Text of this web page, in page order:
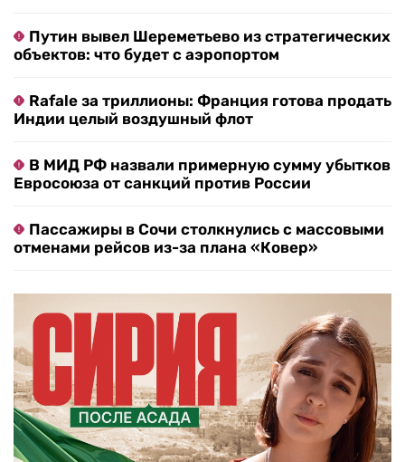
Путин вывел Шереметьево из стратегических
объектов: что будет с аэропортом
Rafale за триллионы: Франция готова продать
Индии целый воздушный флот
В МИД РФ назвали примерную сумму убытков
Евросоюза от санкций против России
Пассажиры в Сочи столкнулись с массовыми
отменами рейсов из-за плана «Ковер»